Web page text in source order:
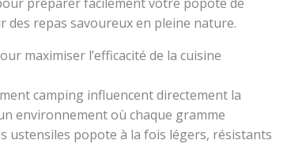
maximiser l’efficacité de la cuisine
camping influencent directement la
environnement où chaque gramme
ustensiles popote à la fois légers, résistants